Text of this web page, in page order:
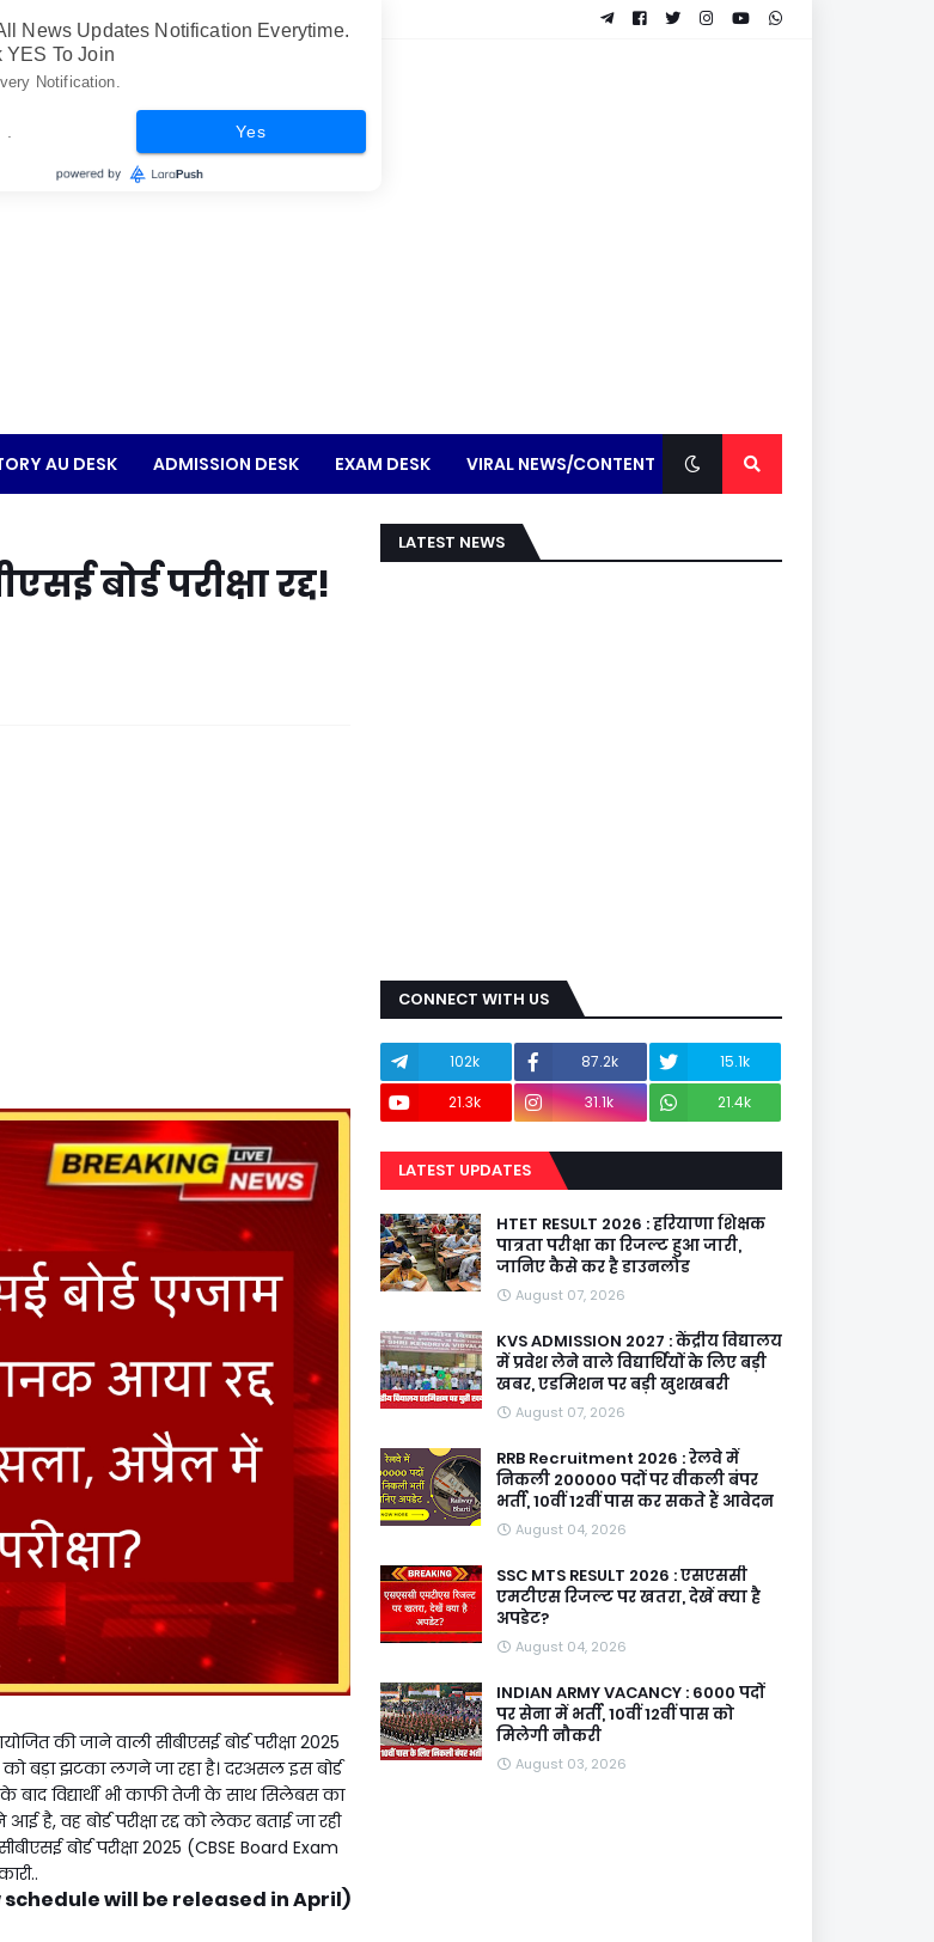
AU DESK ADMISSION DESK EXAM DESK VIRAL NEWS/CONTENT
बोर्ड परीक्षा रद्द!
की जाने वाली सीबीएसई बोर्ड परीक्षा 2025
को बड़ा झटका लगने जा रहा है। दरअसल इस बोर्ड
विद्यार्थी भी काफी तेजी के साथ सिलेबस का
है, वह बोर्ड परीक्षा रद्द को लेकर बताई जा रही
बोर्ड परीक्षा 2025 (CBSE Board Exam
schedule will be released in April)
LATEST NEWS
CONNECT WITH US
102k 87.2k
15.1k
21.3k
31.1k 21.4k
LATEST UPDATES
HTET RESULT 2026 : हरियाणा शिक्षक
पात्रता परीक्षा का रिजल्ट हुआ जारी,
जानिए कैसे कर है डाउनलोड
August 07, 2026
KVS ADMISSION 2027 : केंद्रीय विद्यालय
में प्रवेश लेने वाले विद्यार्थियों के लिए बड़ी
खबर, एडमिशन पर बड़ी खुशखबरी
August 07, 2026
RRB Recruitment 2026 : रेलवे में
निकली 200000 पदों पर वीकली बंपर
भर्ती, 10वीं 12वीं पास कर सकते हैं आवेदन
August 04, 2026
SSC MTS RESULT 2026 : एसएससी
एमटीएस रिजल्ट पर खतरा, देखें क्या है
अपडेट?
August 04, 2026
INDIAN ARMY VACANCY : 6000 पदों
पर सेना में भर्ती, 10वीं 12वीं पास को
मिलेगी नौकरी
August 03, 2026
News Updates Notification Everytime.
YES To Join
Notification.
Yes